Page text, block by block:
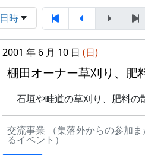
田圃の草刈も肥料散布もすぐに
ったので、岩座神の入り口にあ
引きもやってもらった。
最初に、区画担当のスタッフか
日時
2001 年 6 月 10 日 (日)
棚田オーナー草刈り、肥
石垣や畦道の草刈り、肥料の
交流事業 （集落外からの参加
るイベント）